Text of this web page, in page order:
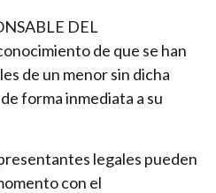
DEL
de que se han
de un menor sin dicha
forma inmediata a su
legales pueden
con el